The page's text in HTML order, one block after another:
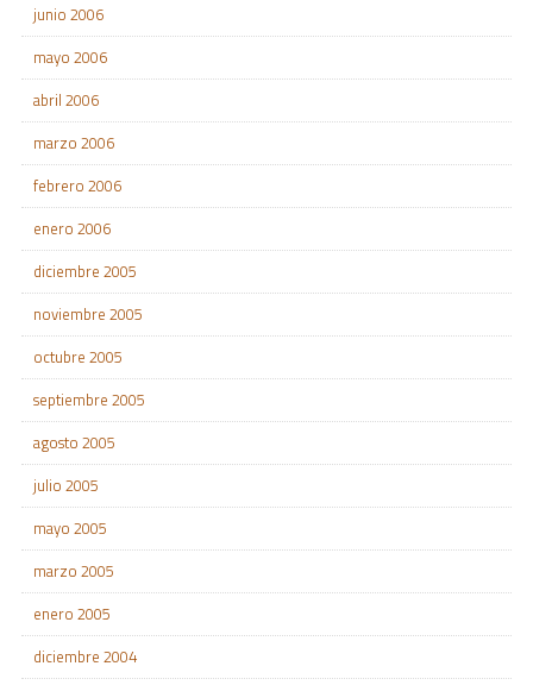
junio 2006
mayo 2006
abril 2006
marzo 2006
febrero 2006
enero 2006
diciembre 2005
noviembre 2005
octubre 2005
septiembre 2005
agosto 2005
julio 2005
mayo 2005
marzo 2005
enero 2005
diciembre 2004